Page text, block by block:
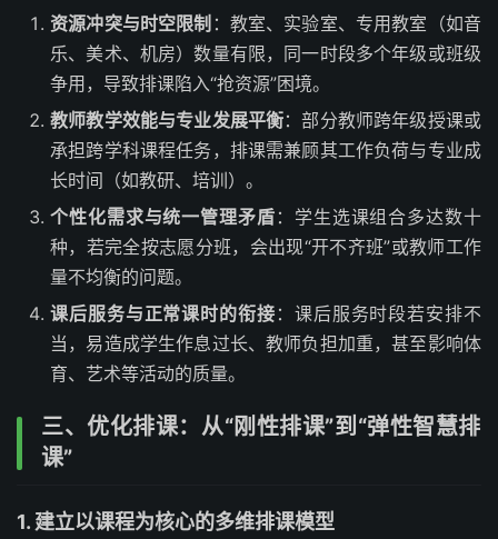
资源冲突与时空限制 ：教室、实验室、专用教室（如音
乐、美术、机房）数量有限，同一时段多个年级或班级
争用，导致排课陷入“抢资源”困境。
教师教学效能与专业发展平衡：部分教师跨年级授课或
承担跨学科课程任务，排课需兼顾其工作负荷与专业成
长时间（如教研、培训）。
个性化需求与统一管理矛盾 ：学生选课组合多达数十
种，若完全按志愿分班，会出现“开不齐班”或教师工作
量不均衡的问题。
课后服务与正常课时的衔接 ：课后服务时段若安排不
当，易造成学生作息过长、教师负担加重，甚至影响体
育、艺术等活动的质量。
三、优化排课：从“刚性排课”到“弹性智慧排
课”
1. 建立以课程为核心的多维排课模型